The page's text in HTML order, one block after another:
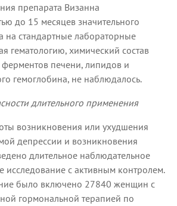
препарата Визанна
до 15 месяцев значительного
на стандартные лабораторные
гематологию, химический состав
ферментов печени, липидов и
гемоглобина, не наблюдалось.
длительного применения
возникновения или ухудшения
депрессии и возникновения
длительное наблюдательное
исследование с активным контролем.
было включено 27840 женщин с
гормональной терапией по